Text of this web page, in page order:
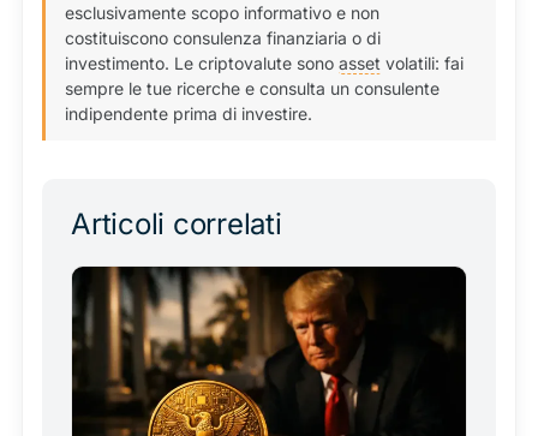
esclusivamente scopo informativo e non
costituiscono consulenza finanziaria o di
investimento. Le criptovalute sono asset volatili: fai
sempre le tue ricerche e consulta un consulente
indipendente prima di investire.
Articoli correlati